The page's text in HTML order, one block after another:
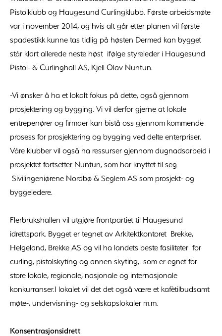
Pistolklubb og Haugesund Curlingklubb. Første arbeidsmøte
var i november 2014, og hvis alt går etter planen vil første
spadestikk kunne tas tidlig på høsten Dermed kan bygget
står klart allerede neste høst ifølge styreleder i Haugesund
Pistol- & Curlinghall AS, Kjell Olav Nuntun.
-Vi ønsker å ha et lokalt fokus på dette, også gjennom
prosjektering og bygging. Vi vil derfor gjerne at lokale
entrepenører og firmaer kan bistå oss gjennom kommende
prosess for prosjektering og bygging ved delte enterpriser.
Våre klubber vil også ha ressurser gjennom dugnadsarbeid i
prosjektet fortsetter Nuntun, som har knyttet til seg
Sivilingeniørene Nordbø & Seglem AS som prosjekt- og
byggeledere.
Flerbrukshallen vil utgjøre frontpartiet til Haugesund
idrettspark. Bygget er tegnet av Arkitektkontoret Brekke,
Helgeland, Brekke AS og vil ha landets beste fasiliteter for
curling, pistolskyting og annen skyting, som er egnet for
store lokale, regionale, nasjonale og internasjonale
konkurranser.I lokalet vil det det også være et kafètilbudsamt
møte-, undervisning- og selskapslokaler m.m.
Konsentrasjonsidrett